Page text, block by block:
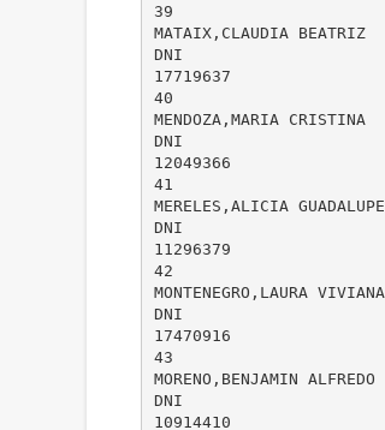
39
MATAIX,CLAUDIA BEATRIZ
DNI
17719637
40
MENDOZA,MARIA CRISTINA
DNI
12049366
41
MERELES,ALICIA GUADALUPE
DNI
11296379
42
MONTENEGRO,LAURA VIVIANA
DNI
17470916
43
MORENO,BENJAMIN ALFREDO
DNI
10914410